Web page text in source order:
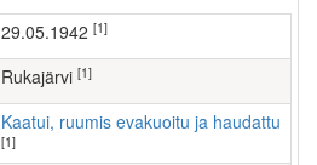
29.05.1942 [1]
Rukajärvi [1]
Kaatui, ruumis evakuoitu ja haudattu
[1]